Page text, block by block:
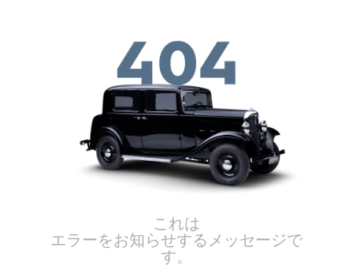
これは
エラーをお知らせするメッセージで
す。